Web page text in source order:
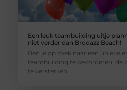
Een leuk teambuilding uitje
niet verder dan Brodazz Beach!
Ben je op zoek naar een unieke
teambuilding te bevorderen, de
te versterken